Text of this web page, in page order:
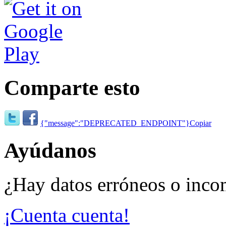
Comparte esto
{"message":"DEPRECATED_ENDPOINT"}Copiar
Ayúdanos
¿Hay datos erróneos o
¡Cuenta cuenta!